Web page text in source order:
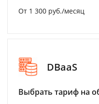
От 1 300 руб./месяц
DBaaS
Выбрать тариф на